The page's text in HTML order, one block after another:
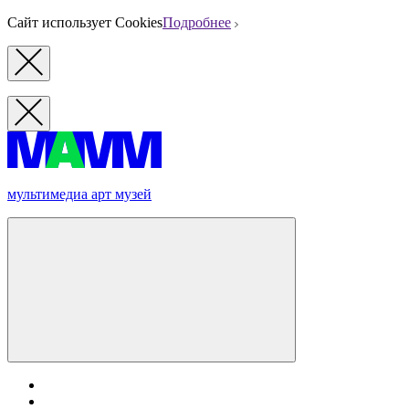
Сайт использует CookiesПодробнее
мультимедиа арт музей